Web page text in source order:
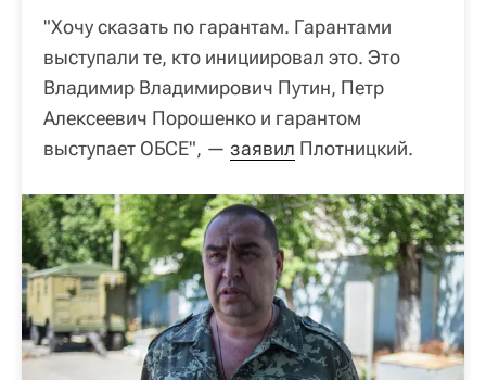
"Хочу сказать по гарантам. Гарантами
выступали те, кто инициировал это. Это
Владимир Владимирович Путин, Петр
Алексеевич Порошенко и гарантом
выступает ОБСЕ", — заявил Плотницкий.